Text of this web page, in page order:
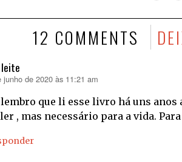
12 COMMENTS
junho de 2020 às 11:21 am
lembro que li esse livro há uns anos
, mas necessário para a vida.